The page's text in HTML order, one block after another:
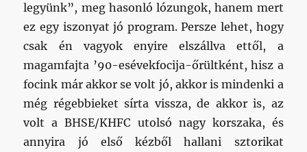
legyünk”, meg hasonló lózungok, hanem mert
ez egy iszonyat jó program. Persze lehet, hogy
csak én vagyok enyire elszállva ettől, a
magamfajta ’90-esévekfocija-őrültként, hisz a
focink már akkor se volt jó, akkor is mindenki a
még régebbieket sírta vissza, de akkor is, az
volt a BHSE/KHFC utolsó nagy korszaka, és
annyira jó első kézből hallani sztorikat